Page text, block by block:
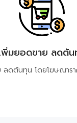
พิ่มยอดขาย ลดต้
ลดต้นทุน​ โดยโฆษณารา